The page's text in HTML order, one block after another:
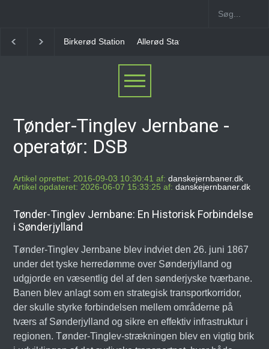
Allerød Station Favrholm Station
Tønder-Tinglev Jernbane -
operatør: DSB
Artikel oprettet: 2016-09-03 10:30:41 af: danskejernbaner.dk
Artikel opdateret: 2026-06-07 15:33:25 af: danskejernbaner.dk
Tønder-Tinglev Jernbane: En Historisk Forbindelse
i Sønderjylland
Tønder-Tinglev Jernbane blev indviet den 26. juni 1867
under det tyske herredømme over Sønderjylland og
udgjorde en væsentlig del af den sønderjyske tværbane.
Banen blev anlagt som en strategisk transportkorridor,
der skulle styrke forbindelsen mellem områderne på
tværs af Sønderjylland og sikre en effektiv infrastruktur i
regionen. Tønder-Tinglev-strækningen blev en vigtig brik